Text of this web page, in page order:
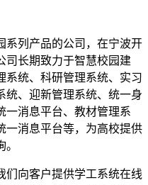
列产品的公司，在宁波开
司长期致力于智慧校园建
系统、科研管理系统、实习
统、迎新管理系统、统一身
一消息平台、教材管理系
一消息平台等，为高校提供
向客户提供学工系统在线